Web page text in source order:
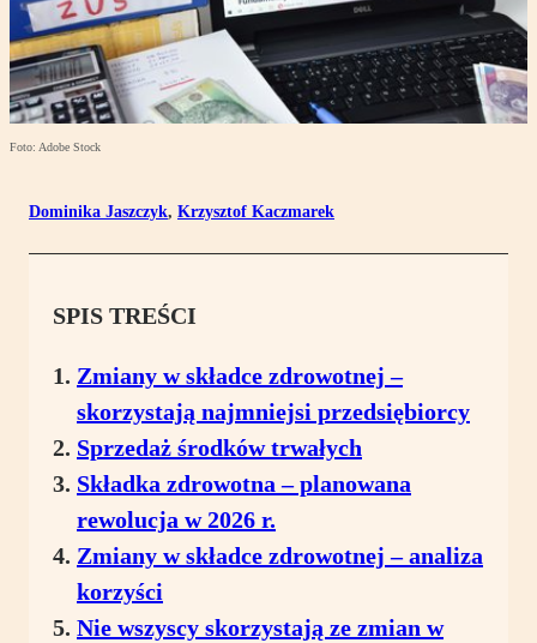
Foto: Adobe Stock
Dominika Jaszczyk, Krzysztof Kaczmarek
SPIS TREŚCI
Zmiany w składce zdrowotnej –
skorzystają najmniejsi przedsiębiorcy
Sprzedaż środków trwałych
Składka zdrowotna – planowana
rewolucja w 2026 r.
Zmiany w składce zdrowotnej – analiza
korzyści
Nie wszyscy skorzystają ze zmian w